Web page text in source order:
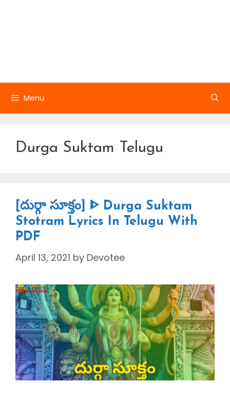
Menu
Durga Suktam Telugu
[దుర్గా సూక్తం] ᐈ Durga Suktam
Stotram Lyrics In Telugu With
PDF
April 13, 2021 by Devotee